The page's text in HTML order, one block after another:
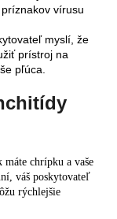
vírusu
myslí, že
prístroj na
pľúca.
chrípku a vaše
váš poskytovateľ
rýchlejšie